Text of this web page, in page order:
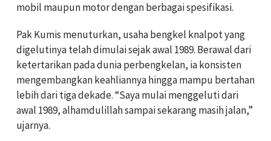
mobil maupun motor dengan berbagai spesifikasi.
Pak Kumis menuturkan, usaha bengkel knalpot yang
digelutinya telah dimulai sejak awal 1989. Berawal dari
ketertarikan pada dunia perbengkelan, ia konsisten
mengembangkan keahliannya hingga mampu bertahan
lebih dari tiga dekade. “Saya mulai menggeluti dari
awal 1989, alhamdulillah sampai sekarang masih jalan,”
ujarnya.